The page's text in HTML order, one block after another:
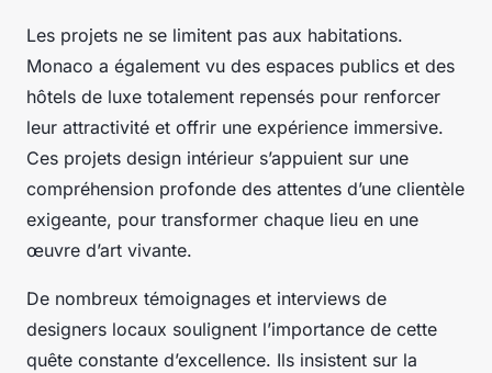
Les projets ne se limitent pas aux habitations.
Monaco a également vu des espaces publics et des
hôtels de luxe totalement repensés pour renforcer
leur attractivité et offrir une expérience immersive.
Ces projets design intérieur s’appuient sur une
compréhension profonde des attentes d’une clientèle
exigeante, pour transformer chaque lieu en une
œuvre d’art vivante.
De nombreux témoignages et interviews de
designers locaux soulignent l’importance de cette
quête constante d’excellence. Ils insistent sur la